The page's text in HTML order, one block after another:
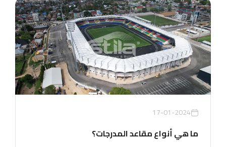
17-01-2024
ما هي أنواع مقاعد المدرجات؟